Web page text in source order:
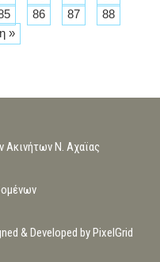
86 87
88
»
Ακινήτων Ν. Αχαϊας
& Developed by PixelGrid